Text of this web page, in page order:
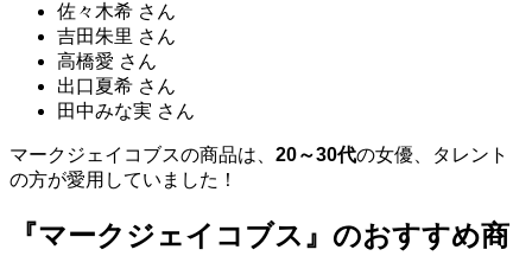
佐々木希 さん
吉田朱里 さん
高橋愛 さん
出口夏希 さん
田中みな実 さん
マークジェイコブスの商品は、 20～30代の女優、タレント
の方が愛用していました！
『マークジェイコブス』のおすすめ商